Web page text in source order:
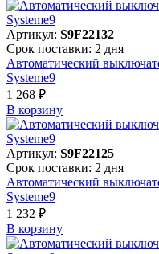
Артикул: S9F22132
Срок поставки: 2 дня
Автоматический
Systeme9
1 268 ₽
В корзинy
Артикул: S9F22125
Срок поставки: 2 дня
Автоматический
Systeme9
1 232 ₽
В корзинy